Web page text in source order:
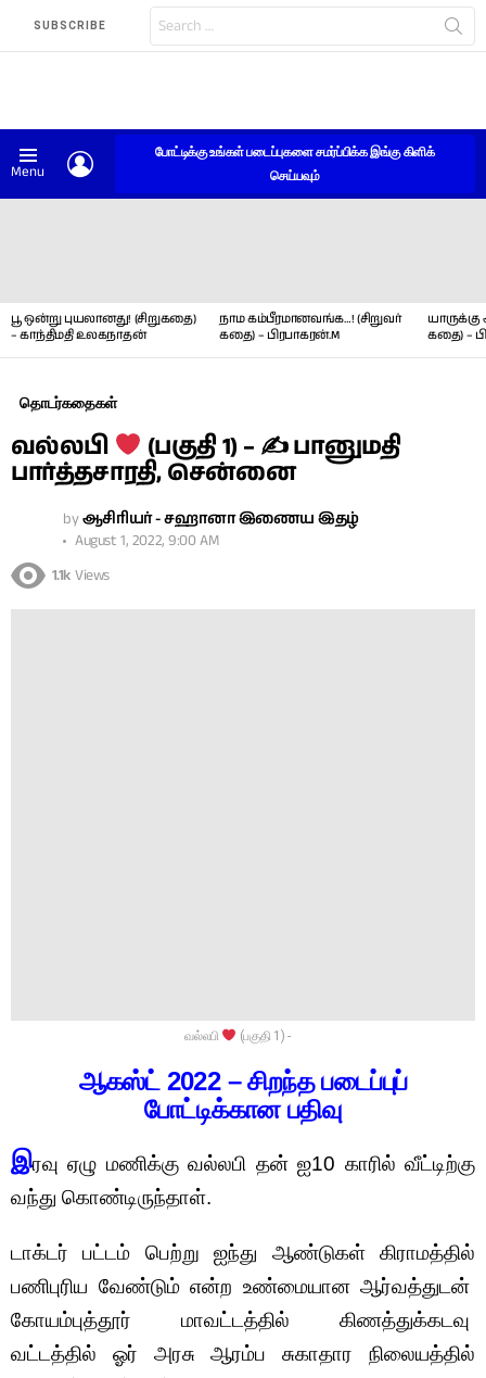
SUBSCRIBE
for:
Menu
போட்டிக்கு உங்கள் படைப்புகளை சமர்ப்பிக்க இங்கு கிளிக்
செய்யவும்
பூ ஒன்று புயலானது! (சிறுகதை)
– காந்திமதி உலகநாதன்
நாம கம்பீரமானவங்க…! (சிறுவர்
கதை) – பிரபாகரன்.M
யாருக்கு
கதை) –
தொடர்கதைகள்
வல்லபி (பகுதி 1) – ✍ பானுமதி
பார்த்தசாரதி, சென்னை
byஆசிரியர் - சஹானா இணைய இதழ்
August 1, 2022, 9:00 AM
1.1k Views
வல்லபி (பகுதி 1) -
ஆகஸ்ட் 2022 – சிறந்த படைப்புப்
போட்டிக்கான பதிவு
இரவு ஏழு மணிக்கு வல்லபி தன் ஐ10 காரில் வீட்டிற்கு
வந்து கொண்டிருந்தாள்.
டாக்டர் பட்டம் பெற்று ஐந்து ஆண்டுகள் கிராமத்தில்
பணிபுரிய வேண்டும் என்ற உண்மையான ஆர்வத்துடன்
கோயம்புத்தூர் மாவட்டத்தில் கிணத்துக்கடவு
வட்டத்தில் ஓர் அரசு ஆரம்ப சுகாதார நிலையத்தில்